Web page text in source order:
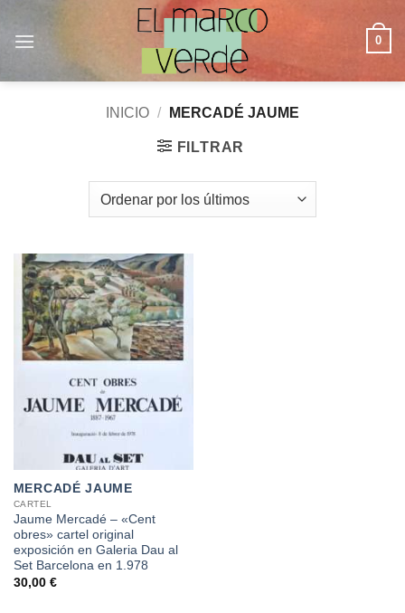
0
INICIO / MERCADÉ JAUME
FILTRAR
MERCADÉ JAUME
CARTEL
Jaume Mercadé – «Cent
obres» cartel original
exposición en Galeria Dau al
Set Barcelona en 1.978
30,00 €